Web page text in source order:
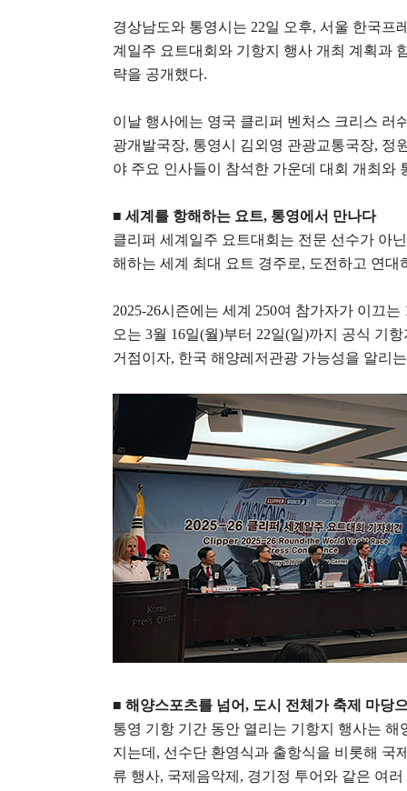
경상남도와 통영시는 22일 오후, 서울 한국프
계일주 요트대회와 기항지 행사 개최 계획과
략을 공개했다.
이날 행사에는 영국 클리퍼 벤처스 크리스 러
광개발국장, 통영시 김외영 관광교통국장, 정
야 주요 인사들이 참석한 가운데 대회 개최와
■ 세계를 항해하는 요트, 통영에서 만나다
클리퍼 세계일주 요트대회는 전문 선수가 아
해하는 세계 최대 요트 경주로, 도전하고 연대
2025-26시즌에는 세계 250여 참가자가 이끄는
오는 3월 16일(월)부터 22일(일)까지 공식 기
거점이자, 한국 해양레저관광 가능성을 알리
■ 해양스포츠를 넘어, 도시 전체가 축제 마당
통영 기항 기간 동안 열리는 기항지 행사는 해
지는데 , 선수단 환영식과 출항식을 비롯해 국
류 행사, 국제음악제 , 경기정 투어와 같은 여